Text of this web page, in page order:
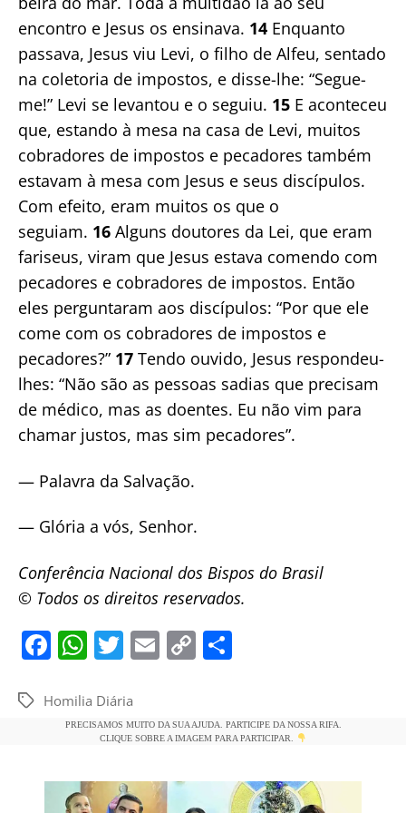
encontro e Jesus os ensinava. 14 Enquanto
passava, Jesus viu Levi, o filho de Alfeu, sentado
na coletoria de impostos, e disse-lhe: “Segue-
me!” Levi se levantou e o seguiu. 15 E aconteceu
que, estando à mesa na casa de Levi, muitos
cobradores de impostos e pecadores também
estavam à mesa com Jesus e seus discípulos.
Com efeito, eram muitos os que o
seguiam. 16 Alguns doutores da Lei, que eram
fariseus, viram que Jesus estava comendo com
pecadores e cobradores de impostos. Então
eles perguntaram aos discípulos: “Por que ele
come com os cobradores de impostos e
pecadores?” 17 Tendo ouvido, Jesus respondeu-
lhes: “Não são as pessoas sadias que precisam
de médico, mas as doentes. Eu não vim para
chamar justos, mas sim pecadores”.
— Palavra da Salvação.
— Glória a vós, Senhor.
Conferência Nacional dos Bispos do Brasil
© Todos os direitos reservados.
F
c
e
o
W
at
s
p
T
itt
er
E
l
C
y
n
e
TagsHomilia Diária
PRECISAMOS MUITO DA SUA AJUDA. PARTICIPE DA NOSSA RIFA.
CLIQUE SOBRE A IMAGEM PARA PARTICIPAR.